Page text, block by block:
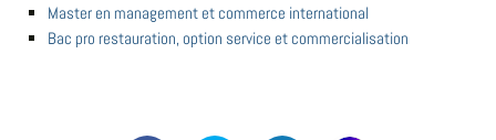
Master en management et commerce international
Bac pro restauration, option service et commercialisation